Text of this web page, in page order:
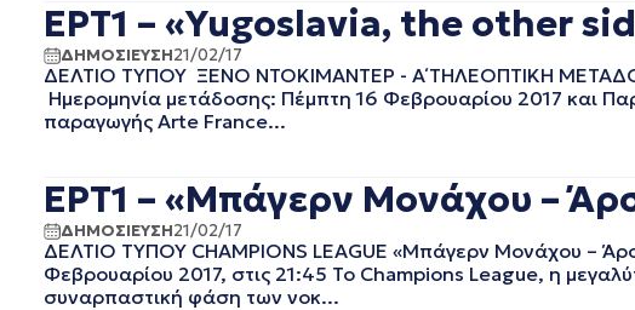
ΔΕΚΕΜΒΡΙΟΣ 2021
ΝΟΕΜΒΡΙΟΣ 2021
ΟΚΤΩΒΡΙΟΣ 2021
ΣΕΠΤΕΜΒΡΙΟΣ 2021
ΑΥΓΟΥΣΤΟΣ 2021
ΙΟΥΝΙΟΣ 2021
ΜΑΙΟΣ 2021
ΜΑΡΤΙΟΣ 2021
ΦΕΒΡΟΥΑΡΙΟΣ 2021
ΕΡΤ1 – «Yugoslavia, the other
ΔΗΜΟΣΙΕΥΣΗ21/02/17
ΔΕΛΤΙΟ ΤΥΠΟΥ ΞΕΝΟ ΝΤΟΚΙΜΑΝΤΕΡ - Α΄ ΤΗΛΕΟΠΤΙΚΗ
Ημερομηνία μετάδοσης: Πέμπτη 16 Φεβρουαρίου 2017 και
παραγωγής Arte France...
ΕΡΤ1 – «Μπάγερν Μονάχου –
ΔΗΜΟΣΙΕΥΣΗ21/02/17
ΔΕΛΤΙΟ ΤΥΠΟΥ CHAMPIONS LEAGUE «Μπάγερν Μονάχου –
Φεβρουαρίου 2017, στις 21:45 Το Champions League, η
συναρπαστική φάση των νοκ...